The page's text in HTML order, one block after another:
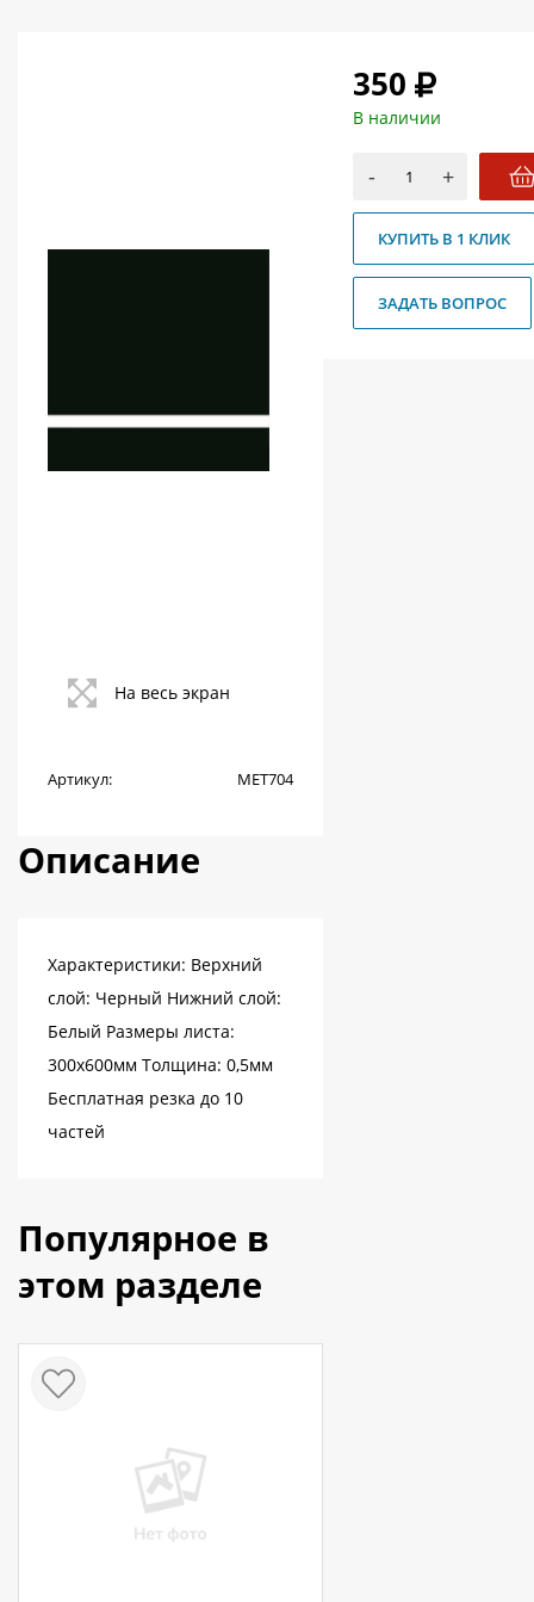
Политика конфиденциальности
На весь экран
Артикул: МЕТ704
Описание
Характеристики: Верхний
слой: Черный Нижний слой:
Белый Размеры листа:
300х600мм Толщина: 0,5мм
Бесплатная резка до 10
частей
Популярное в
этом разделе
350
В наличии
- +
КУПИТЬ В 1 КЛИК
ЗАДАТЬ ВОПРОС